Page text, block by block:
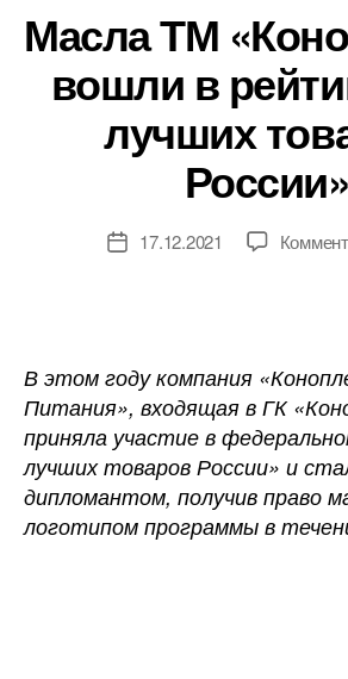
Масла ТМ
вошли в
лучших
России»
Дата17.12.2021
В этом году компания
Питания», входящая в ГК
приняла участие в
лучших товаров России» и
дипломантом, получив право
логотипом программы в